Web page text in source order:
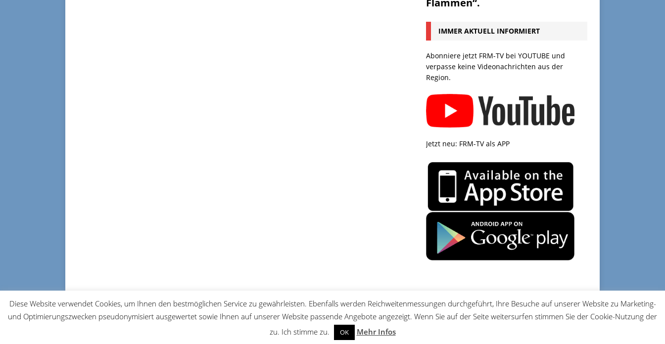
Flammen“.
IMMER AKTUELL INFORMIERT
Abonniere jetzt FRM-TV bei YOUTUBE und
verpasse keine Videonachrichten aus der
Region.
Jetzt neu: FRM-TV als APP
DATENSCHUTZ IMPRESSUM
© 2026 FRM-TV
Diese Website verwendet Cookies, um Ihnen den bestmöglichen Service zu gewährleisten. Ebenfalls werden Reichweitenmessungen durchgeführt, Ihre Besuche auf unserer Website zu Marketing-
und Optimierungszwecken pseudonymisiert ausgewertet sowie Ihnen auf unserer Website passende Angebote angezeigt. Wenn Sie auf der Seite weitersurfen stimmen Sie der Cookie-Nutzung der
zu. Ich stimme zu.
OK Mehr Infos